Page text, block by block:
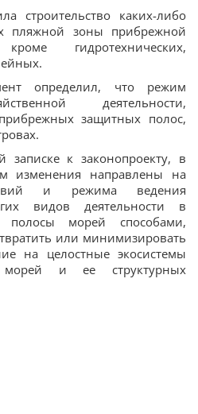
строительство каких-либо
пляжной зоны прибрежной
гидротехнических,
определил, что режим
деятельности,
защитных полос,
записке к законопроекту, в
изменения направлены на
и режима ведения
видов деятельности в
полосы морей способами,
или минимизировать
на целостные экосистемы
и ее структурных